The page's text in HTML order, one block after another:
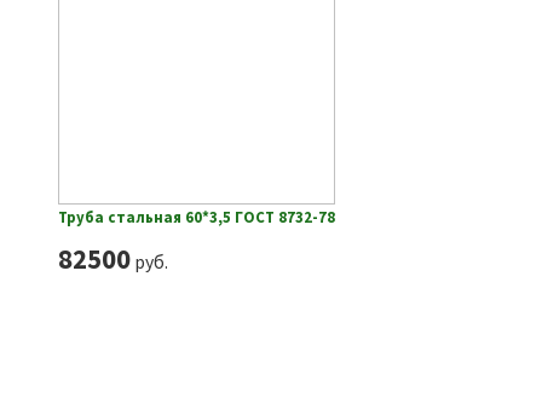
Труба стальная 60*3,5 ГОСТ 8732-78
82500руб.